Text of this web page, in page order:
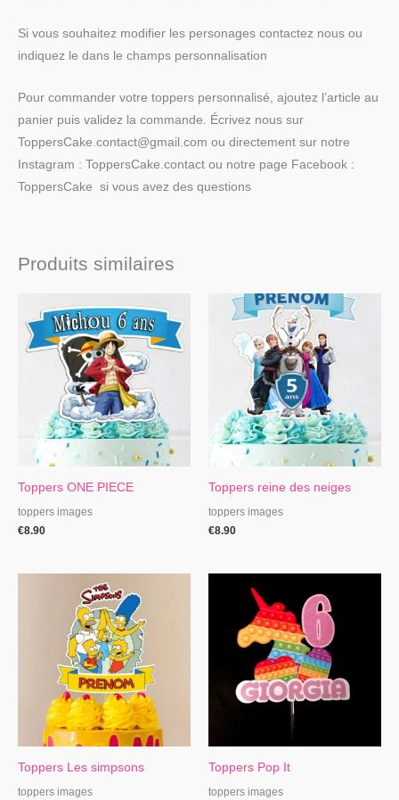
Si vous souhaitez modifier les personages contactez nous ou
indiquez le dans le champs personnalisation
Pour commander votre toppers personnalisé, ajoutez l’article au
panier puis validez la commande. Écrivez nous sur
ToppersCake.contact@gmail.com ou directement sur notre
Instagram : ToppersCake.contact ou notre page Facebook :
ToppersCake si vous avez des questions
Produits similaires
Toppers ONE PIECE
toppers images
€8.90
Toppers reine des neiges
toppers images
€8.90
Toppers Les simpsons
toppers images
Toppers Pop It
toppers images